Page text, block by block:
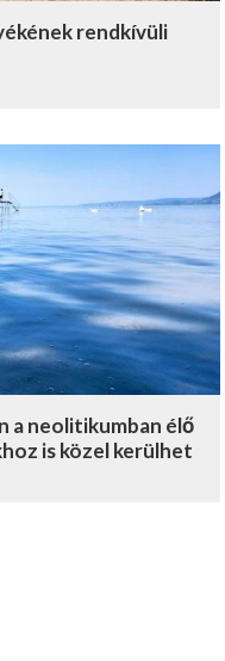
rendkívüli
a neolitikumban élő
is közel kerülhet